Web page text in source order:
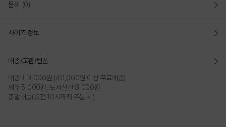
문의 (0)
사이즈 정보
배송/교환/반품
배송비 3,000원 (40,000원 이상 무료배송)
제주 5,000원, 도서산간 8,000원
총알배송(오전 10시까지 주문 시)